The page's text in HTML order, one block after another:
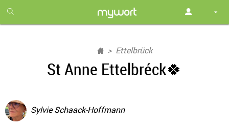
month
free
Ettelbrück
St Anne Ettelbréck🍀
Sylvie Schaack-Hoffmann